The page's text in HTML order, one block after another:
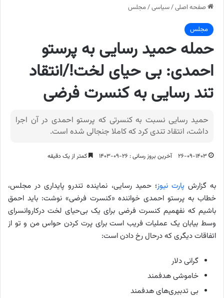
صفحه اصلی/سیاسی/مجلس
مجلس
حمله حمید رسایی به پرستو
احمدی: بی حیای لخت!/انتقاد
تند رسایی به کنسرت فرضی
حمید رسایی نسبت به کنسرتی که پرستو احمدی در آن اجرا
داشت، انتقاد تندی کرد که کاملا جنجالی شده است.
۲۶-۰۹-۱۴۰۳ آخرین بروز رسانی : ۲۶-۰۹-۱۴۰۳ کمتر از یک دقیقه
به گزارش پارت نیوز؛ حمید رسایی، نماینده تندرو پایداری در مجلس،
خطاب به پرستو احمدی خواننده «کنسرت فرضی» نوشت: باید احمق
باشیم که نفهمیم ‎کنسرت فرضی برای یک ‎بی‌حیای لخت درکاروانسرای
وسط بیابان یک عملیات فریب است برای پرت کردن حواس من و تو از
اتفاقات دیگری که درحال رخ دادن است:
گرانی دلار
خاموشی هدفمند
بی تدبیری‌های هدفمند